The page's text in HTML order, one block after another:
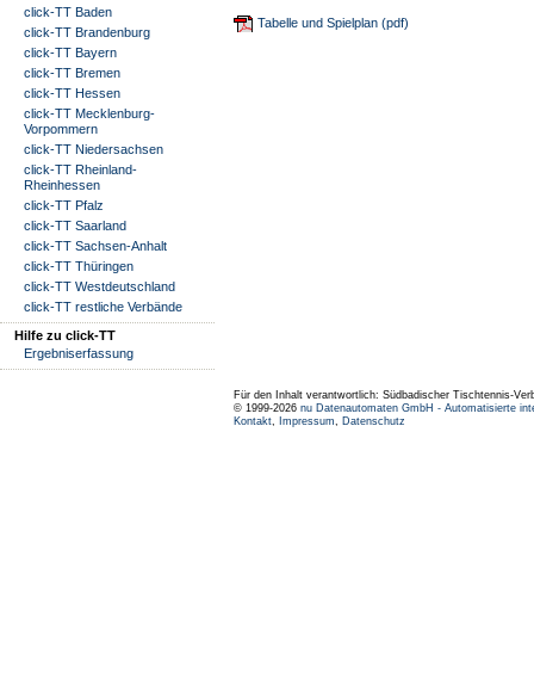
click-TT Baden
click-TT Brandenburg
click-TT Bayern
click-TT Bremen
click-TT Hessen
click-TT Mecklenburg-
Vorpommern
click-TT Niedersachsen
click-TT Rheinland-
Rheinhessen
click-TT Pfalz
click-TT Saarland
click-TT Sachsen-Anhalt
click-TT Thüringen
click-TT Westdeutschland
click-TT restliche Verbände
Hilfe zu click-TT
Ergebniserfassung
Tabelle und Spielplan (pdf)
Für den Inhalt verantwortlich: Südbadischer Tischtennis-
© 1999-2026 nu Datenautomaten GmbH - Automatisierte
Kontakt, Impressum, Datenschutz